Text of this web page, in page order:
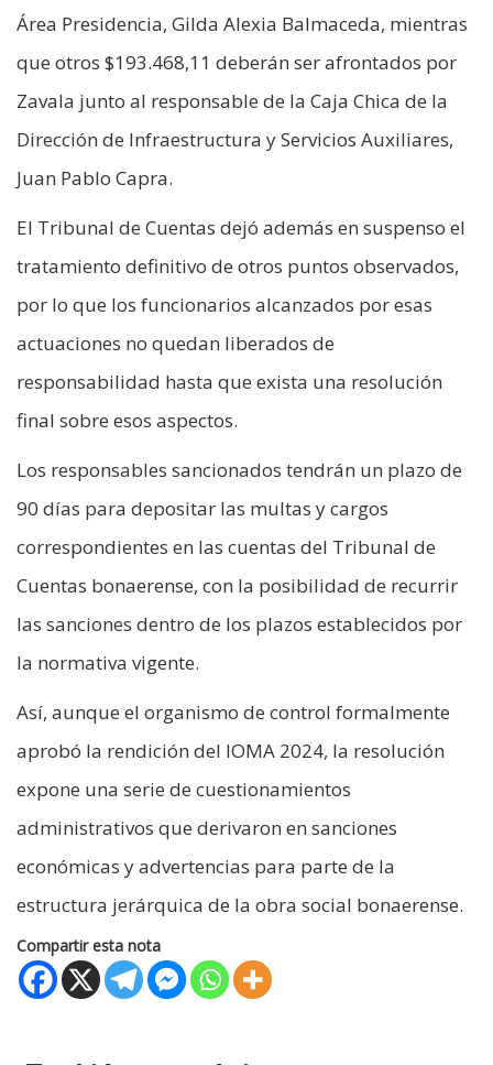
Área Presidencia, Gilda Alexia Balmaceda, mientras
que otros $193.468,11 deberán ser afrontados por
Zavala junto al responsable de la Caja Chica de la
Dirección de Infraestructura y Servicios Auxiliares,
Juan Pablo Capra.
El Tribunal de Cuentas dejó además en suspenso el
tratamiento definitivo de otros puntos observados,
por lo que los funcionarios alcanzados por esas
actuaciones no quedan liberados de
responsabilidad hasta que exista una resolución
final sobre esos aspectos.
Los responsables sancionados tendrán un plazo de
90 días para depositar las multas y cargos
correspondientes en las cuentas del Tribunal de
Cuentas bonaerense, con la posibilidad de recurrir
las sanciones dentro de los plazos establecidos por
la normativa vigente.
Así, aunque el organismo de control formalmente
aprobó la rendición del IOMA 2024, la resolución
expone una serie de cuestionamientos
administrativos que derivaron en sanciones
económicas y advertencias para parte de la
estructura jerárquica de la obra social bonaerense.
Compartir esta nota